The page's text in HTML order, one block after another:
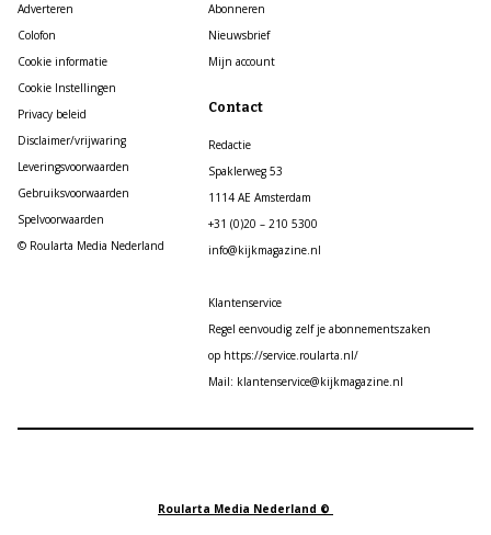
Adverteren
Colofon
Cookie informatie
Cookie Instellingen
Privacy beleid
Disclaimer/vrijwaring
Leveringsvoorwaarden
Gebruiksvoorwaarden
Spelvoorwaarden
© Roularta Media Nederland
Abonneren
Nieuwsbrief
Mijn account
Contact
Redactie
Spaklerweg 53
1114 AE Amsterdam
+31 (0)20 – 210 5300
info@kijkmagazine.nl
Klantenservice
Regel eenvoudig zelf je abonnementszaken
op https://service.roularta.nl/
Mail: klantenservice@kijkmagazine.nl
Roularta Media Nederland ©